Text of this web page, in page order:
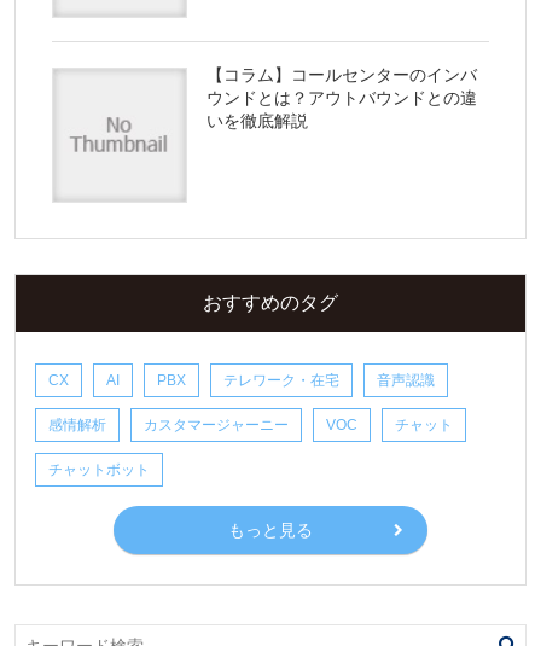
【コラム】コールセンターのインバ
ウンドとは？アウトバウンドとの違
いを徹底解説
おすすめのタグ
CX AI PBX テレワーク・在宅 音声認識
感情解析 カスタマージャーニー VOC チャット
チャットボット
もっと見る